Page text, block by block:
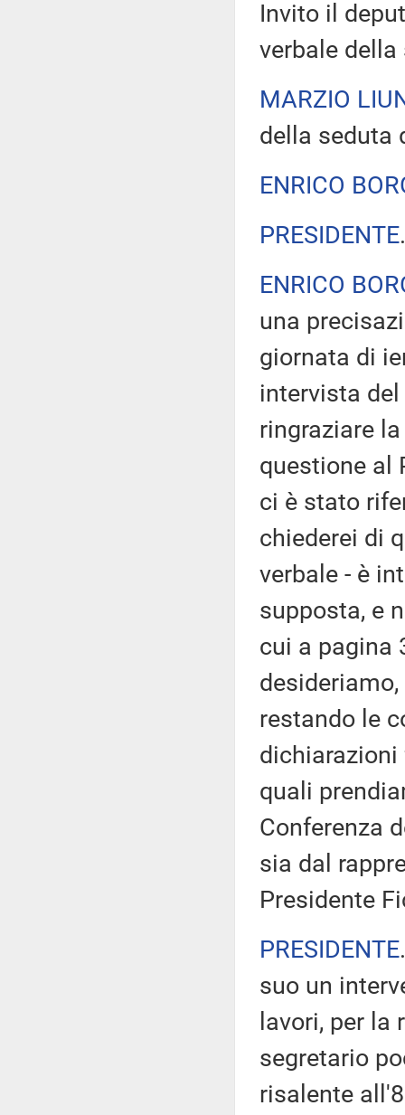
Invito il
verbale della
MARZIO
della seduta
ENRICO
PRESIDENTE
ENRICO
una
giornata di
intervista
ringraziare
questione al
ci è stato
chiederei di
verbale - è
supposta, e
cui a pagina
restando le
quali
Conferenza
sia dal
Presidente
PRESIDENTE
suo un
lavori, per
segretario
risalente